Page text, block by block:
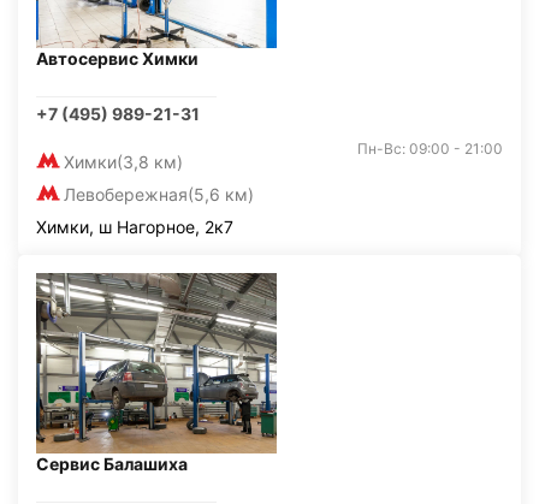
Автосервис Химки
+7 (495) 989-21-31
Химки(3,8 км)
Левобережная(5,6 км)
Пн-Вс: 09:00 - 21:00
Химки, ш Нагорное, 2к7
Сервис Балашиха